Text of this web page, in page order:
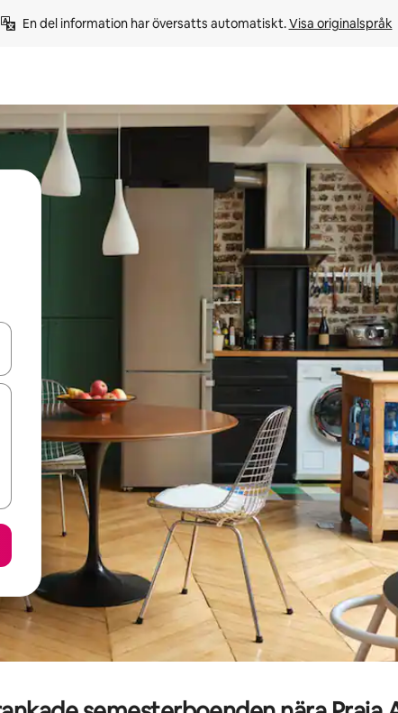
En del information har översatts automatiskt. Visa originalspråk
och nedåtpilarna eller utforska genom att trycka eller svepa.